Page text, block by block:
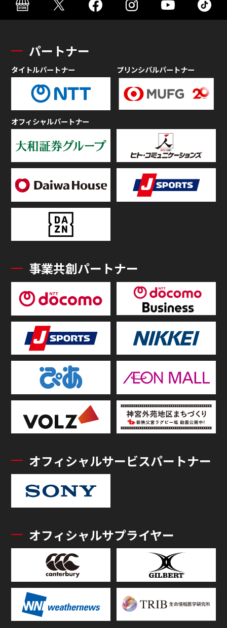
パートナー
タイトルパートナー プリンシパルパートナー
オフィシャルパートナー
事業共創パートナー
オフィシャルサービスパートナー
オフィシャルサプライヤー